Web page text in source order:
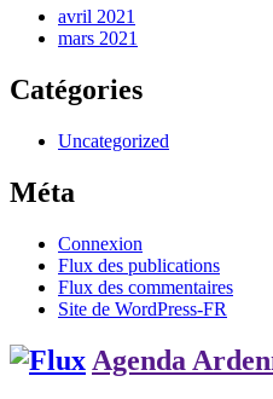
avril 2021
mars 2021
Catégories
Uncategorized
Méta
Connexion
Flux des publications
Flux des commentaires
Site de WordPress-FR
Agenda